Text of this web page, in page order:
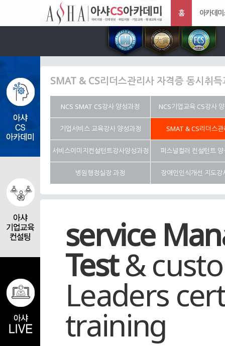
홈 아카데
SMAT & CS리더스관리사 자격증 동시취
NCS SMAT CS강사 양성과정 NCS기업교육 CS강사
기업서비스 교육강사 양성과정 SMAT & CS리더스관
서비스이미지컨설턴트강사양성과정 퍼스널컬러 컨설턴트
병원행정실장 과정 장애인인식개선 지도강
service
Test&
Leaders
training